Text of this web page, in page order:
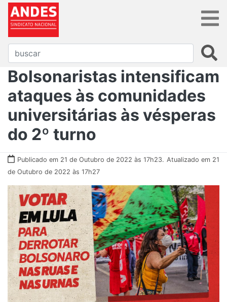
Bolsonaristas intensificam
ataques às comunidades
universitárias às vésperas
do 2º turno
Publicado em 21 de Outubro de 2022 às 17h23. Atualizado em 21
de Outubro de 2022 às 17h27